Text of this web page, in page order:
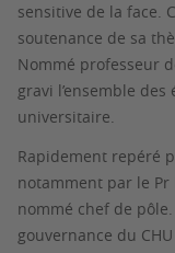
sensitive de la face.
soutenance de sa
Nommé professeur
gravi l’ensemble
universitaire.
Rapidement repéré
notamment par le Pr
nommé chef de
gouvernance du